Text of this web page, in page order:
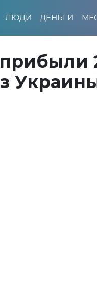
ЛЮДИ ДЕНЬГИ